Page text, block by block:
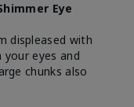
Eye
displeased with
eyes and
chunks also